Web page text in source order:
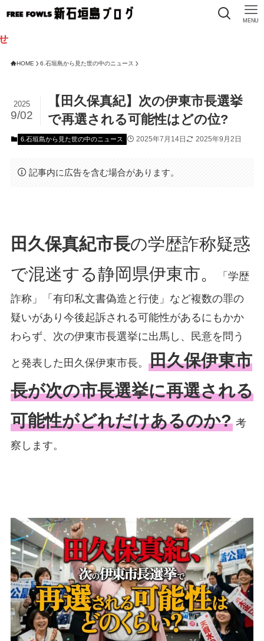
MENU
HOME 6.石垣島から見た世の中のニュース
【田久保真紀】次の伊東市長選挙
で再選される可能性はどの位?
2025
9/02
6.石垣島から見た世の中のニュース 2025年7月14日 2025年9月2日
記事内に広告を含む場合があります。
田久保真紀市長の学歴詐称疑惑
で混迷する静岡県伊東市。
「学歴
詐称」「有印私文書偽造と行使」など複数の罪の
疑いがあり今後起訴される可能性があるにもかか
わらず、次の伊東市長選挙に出馬し、民意を問う
と発表した田久保伊東市長。 田久保伊東市
長が次の市長選挙に再選される
可能性がどれだけあるのか?考
察します。